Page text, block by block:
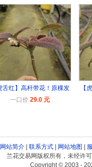
舌红】高杆带花！原棵发
一口价 29.0 元
【
网站简介| 联系方式| 网站地图 |
兰花交易网版权所有，未经许
Copyright © 2003 -